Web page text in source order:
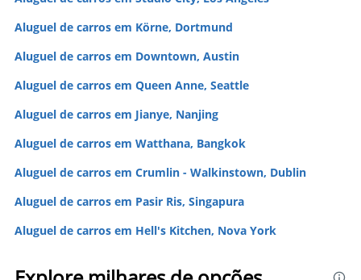
Aluguel de carros em Körne, Dortmund
Aluguel de carros em Downtown, Austin
Aluguel de carros em Queen Anne, Seattle
Aluguel de carros em Jianye, Nanjing
Aluguel de carros em Watthana, Bangkok
Aluguel de carros em Crumlin - Walkinstown, Dublin
Aluguel de carros em Pasir Ris, Singapura
Aluguel de carros em Hell's Kitchen, Nova York